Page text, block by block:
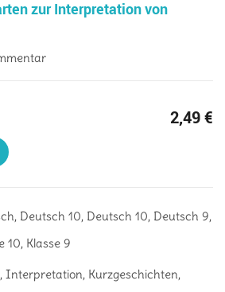
zur Interpretation von
2,49€
, Deutsch 10, Deutsch 10, Deutsch 9,
10, Klasse 9
, Interpretation, Kurzgeschichten,